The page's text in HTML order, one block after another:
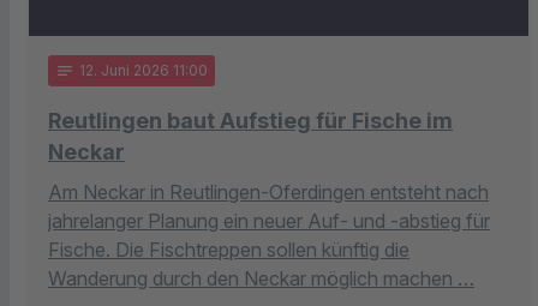
notes 12. Juni 2026 11:00
Reutlingen baut Aufstieg für Fische im
Neckar
Am Neckar in Reutlingen-Oferdingen entsteht nach
jahrelanger Planung ein neuer Auf- und -abstieg für
Fische. Die Fischtreppen sollen künftig die
Wanderung durch den Neckar möglich machen …